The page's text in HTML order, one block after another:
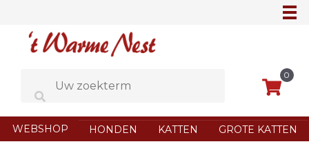
0
WEBSHOP HONDEN KATTEN GROTE KATTEN